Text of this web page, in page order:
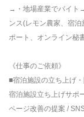
→・地場産業でバイト
ンス(レモン農家、宿
ポート、オンライン秘
《仕事のご依頼》
■宿泊施設の立ち上げ
宿泊施設立ち上げサポ
ページ改善の提案 /